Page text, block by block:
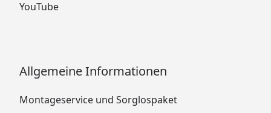
YouTube
Allgemeine Informationen
Montageservice und Sorglospaket